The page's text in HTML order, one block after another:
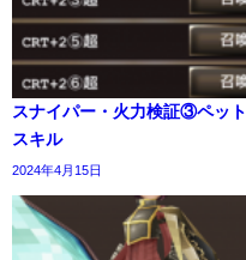
スナイパー・火力検証③ペット
スキル
2024年4月15日